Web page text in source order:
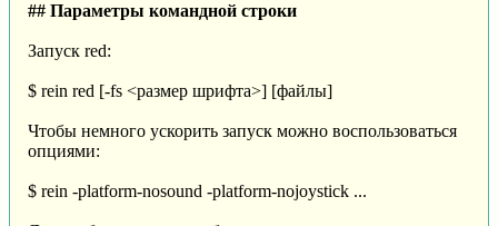
## Параметры командной строки
Запуск red:
$ rein red [-fs <размер шрифта>] [файлы]
Чтобы немного ускорить запуск можно воспользоваться
опциями:
$ rein -platform-nosound -platform-nojoystick ...